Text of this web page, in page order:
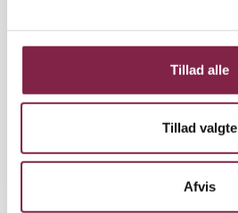
Tillad alle
Tillad valgte
Afvis
med ordforråd, kommunikative
en ble, en fluesmækker, en
handske og andre ting, som
Jeg arbejder med de tre-fire